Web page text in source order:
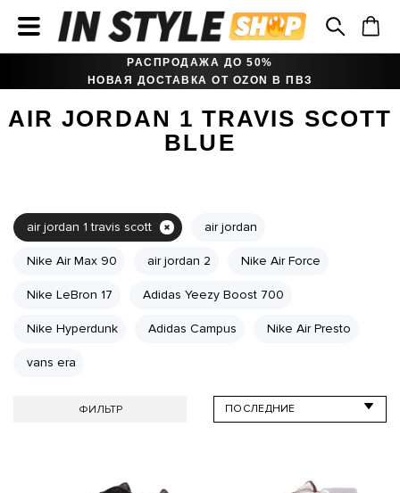
РАСПРОДАЖА ДО 50%
НОВАЯ ДОСТАВКА ОТ OZON В ПВЗ
AIR JORDAN 1 TRAVIS SCOTT
BLUE
air jordan 1 travis scott air jordan
Nike Air Max 90 air jordan 2 Nike Air Force
Nike LeBron 17 Adidas Yeezy Boost 700
Nike Hyperdunk Adidas Campus Nike Air Presto
vans era
ФИЛЬТР